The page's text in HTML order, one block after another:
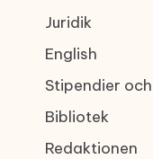
Juridik
English
Stipendier
Bibliotek
Redaktionen